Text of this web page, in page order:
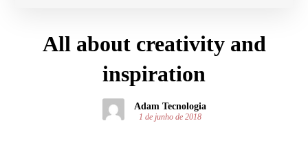
All about creativity and
inspiration
Adam Tecnologia
1 de junho de 2018